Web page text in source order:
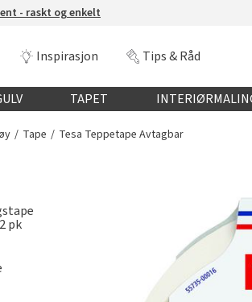
- raskt og enkelt
Inspirasjon Tips & Råd
mobil
TAPET
Tape Tesa Teppetape Avtagbar
pk